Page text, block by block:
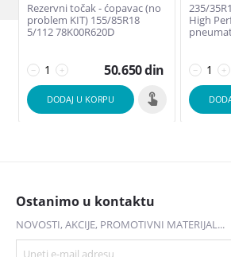
Rezervni točak - ćopavac (no
problem KIT) 155/85R18
5/112 78K00R620D
+
− 50.650din
DODAJ U KORPU
235/
High
+
−
Ostanimo u kontaktu
NOVOSTI, AKCIJE, PROMOTIVNI MATERIJAL...